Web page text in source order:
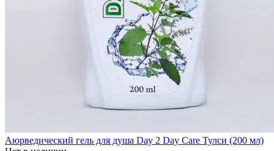
Аюрведический гель для душа Day 2 Day Care Тулси (200 мл)